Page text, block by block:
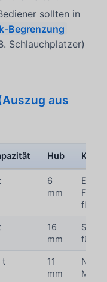
sollten in
Begrenzung
Schlauchplatzer)
aus
Hub
6
mm
16
mm
Sehr
für
t
11
mm